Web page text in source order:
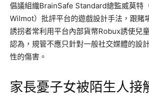
倡議組織BrainSafe Standard總監威莫特
Wilmot）批評平台的遊戲設計手法，跟賭
誘拐者常利用平台內部貨幣Robux誘使兒
認為，規管不應只針對一般社交媒體的設
性的傷害。
家長憂子女被陌生人接